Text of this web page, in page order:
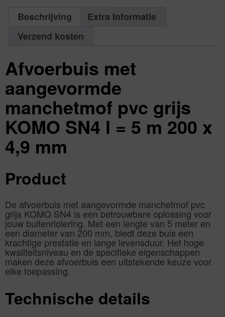
KOMO
4,9
mm
Aantal
aantal
Beschrijving
Extra Informatie
Verzend kosten
Afvoerbuis met
aangevormde
manchetmof pvc grijs
KOMO SN4 l = 5 m 200 x
4,9 mm
Product
De afvoerbuis met aangevormde manchetmof pvc
grijs KOMO SN4 is een betrouwbare oplossing voor
jouw buitenriolering. Met een lengte van 5 meter en
een diameter van 200 mm, biedt deze buis een
krachtige prestatie en lange levensduur. Het hoge
kwaliteitsniveau en de specifieke eigenschappen
maken deze afvoerbuis een uitstekende keuze voor
elke toepassing.
Technische details